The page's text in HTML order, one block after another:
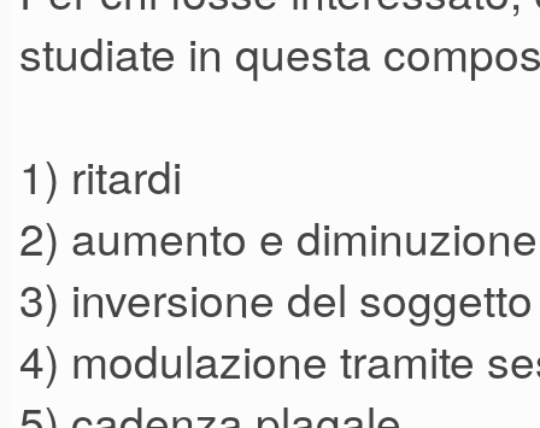
studiate in questa
1) ritardi
2) aumento e
3) inversione del soggetto
4) modulazione tramite